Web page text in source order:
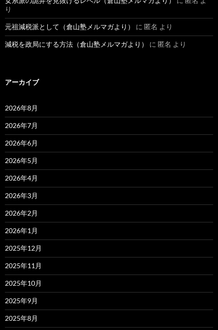
り
元祖減税派として（倉山塾メルマガより） に 匿名 より
減税を政局にする方法（倉山塾メルマガより） に 匿名 より
アーカイブ
2026年8月
2026年7月
2026年6月
2026年5月
2026年4月
2026年3月
2026年2月
2026年1月
2025年12月
2025年11月
2025年10月
2025年9月
2025年8月